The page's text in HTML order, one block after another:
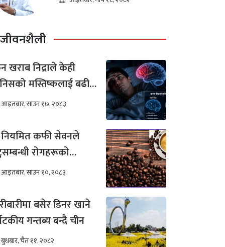
जीवनशैली
खराब निद्राले केही
मस्तिष्कलाई बढी
गर्छ ?
आइतबार, साउन १७, २०८३
कफी सेवनले
रोगहरूको
कम हुन्छ ?
आइतबार, साउन १०, २०८३
बसेर डिनर खाने
गन्तब्य बन्दै चीन
बुधबार, चैत ११, २०८२